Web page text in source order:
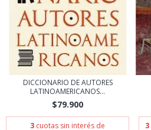
DICCIONARIO DE AUTORES
LATINOAMERICANOS...
$79.900
3 cuotas sin interés de
3